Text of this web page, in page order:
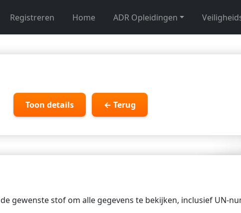
Registreren Home ADR Opleidingen
Toon details ← Terug
gewenste stof om alle gegevens te bekijken, inclusief UN-